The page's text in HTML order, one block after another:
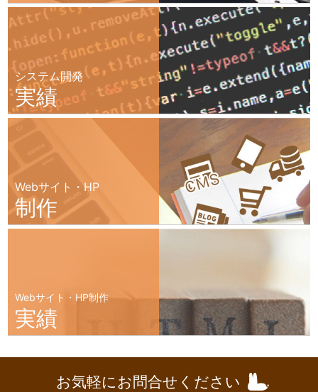
システム開発
実績
Webサイト・HP
制作
Webサイト・HP制作
実績
お気軽にお問合せください